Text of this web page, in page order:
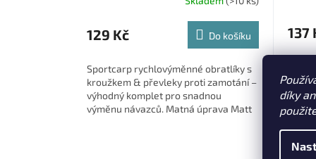
díky
129 Kč Do košíku
Sportcarp rychlovýměnné obratlíky s
kroužkem & převleky proti zamotání –
výhodný komplet pro snadnou
výměnu návazců. Matná úprava Matt
137
ve
Ring